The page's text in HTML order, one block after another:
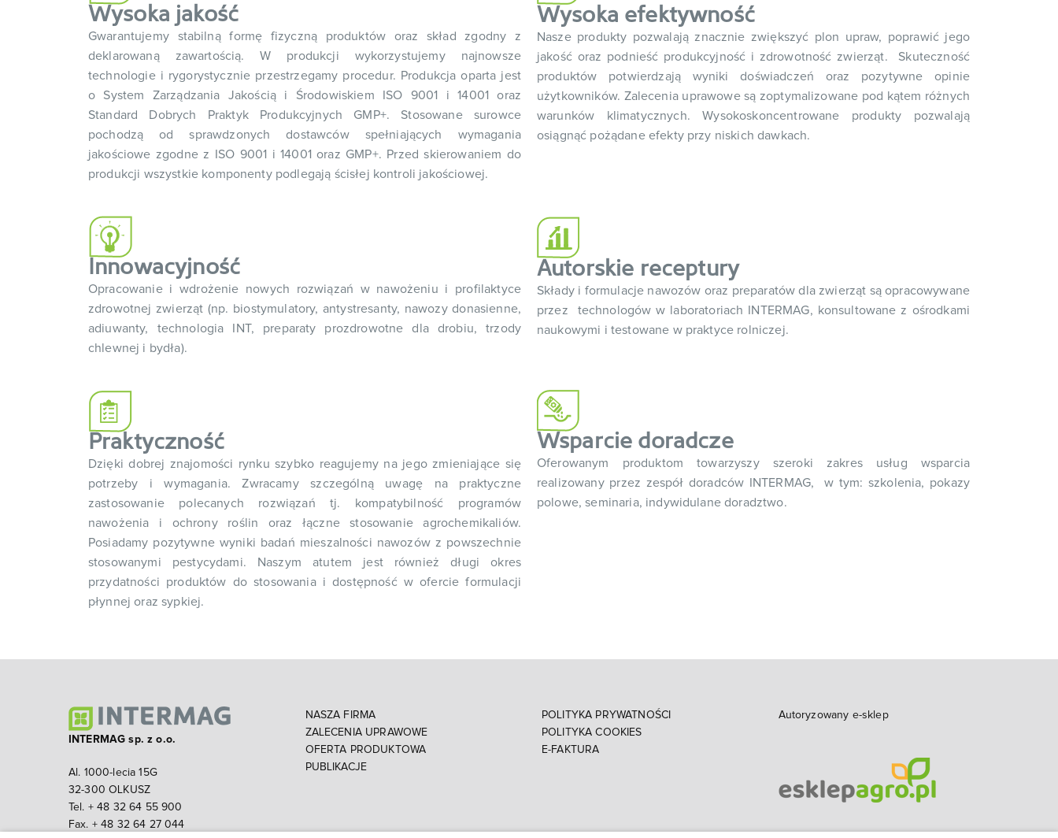
Wysoka jakość
Gwarantujemy stabilną formę fizyczną produktów oraz skład zgodny z
deklarowaną zawartością. W produkcji wykorzystujemy najnowsze
technologie i rygorystycznie przestrzegamy procedur. Produkcja oparta jest
o System Zarządzania Jakością i Środowiskiem ISO 9001 i 14001 oraz
Standard Dobrych Praktyk Produkcyjnych GMP+. Stosowane surowce
pochodzą od sprawdzonych dostawców spełniających wymagania
jakościowe zgodne z ISO 9001 i 14001 oraz GMP+. Przed skierowaniem do
produkcji wszystkie komponenty podlegają ścisłej kontroli jakościowej.
Wysoka efektywność
Nasze produkty pozwalają znacznie zwiększyć plon upraw, poprawić jego
jakość oraz podnieść produkcyjność i zdrowotność zwierząt. Skuteczność
produktów potwierdzają wyniki doświadczeń oraz pozytywne opinie
użytkowników. Zalecenia uprawowe są zoptymalizowane pod kątem różnych
warunków klimatycznych. Wysokoskoncentrowane produkty pozwalają
osiągnąć pożądane efekty przy niskich dawkach.
Innowacyjność
Opracowanie i wdrożenie nowych rozwiązań w nawożeniu i profilaktyce
zdrowotnej zwierząt (np. biostymulatory, antystresanty, nawozy donasienne,
adiuwanty, technologia INT, preparaty prozdrowotne dla drobiu, trzody
chlewnej i bydła).
Autorskie receptury
Składy i formulacje nawozów oraz preparatów dla zwierząt są opracowywane
przez technologów w laboratoriach INTERMAG, konsultowane z ośrodkami
naukowymi i testowane w praktyce rolniczej.
Praktyczność
Dzięki dobrej znajomości rynku szybko reagujemy na jego zmieniające się
potrzeby i wymagania. Zwracamy szczególną uwagę na praktyczne
zastosowanie polecanych rozwiązań tj. kompatybilność programów
nawożenia i ochrony roślin oraz łączne stosowanie agrochemikaliów.
Posiadamy pozytywne wyniki badań mieszalności nawozów z powszechnie
stosowanymi pestycydami. Naszym atutem jest również długi okres
przydatności produktów do stosowania i dostępność w ofercie formulacji
płynnej oraz sypkiej.
Wsparcie doradcze
Oferowanym produktom towarzyszy szeroki zakres usług wsparcia
realizowany przez zespół doradców INTERMAG, w tym: szkolenia, pokazy
polowe, seminaria, indywidulane doradztwo.
INTERMAG sp. z o.o.
Al. 1000-lecia 15G
32-300 OLKUSZ
Tel. + 48 32 64 55 900
Fax. + 48 32 64 27 044
NASZA FIRMA
ZALECENIA UPRAWOWE
OFERTA PRODUKTOWA
PUBLIKACJE
POLITYKA PRYWATNOŚCI
POLITYKA COOKIES
E-FAKTURA
Autoryzowany e-sklep